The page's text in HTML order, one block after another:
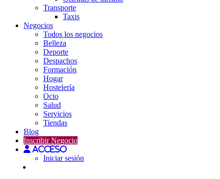
Transporte
Taxis
Negocios
Todos los negocios
Belleza
Deporte
Despachos
Formación
Hogar
Hostelería
Ocio
Salud
Servicios
Tiendas
Blog
Inscribir Negocio
Acceso
Iniciar sesión